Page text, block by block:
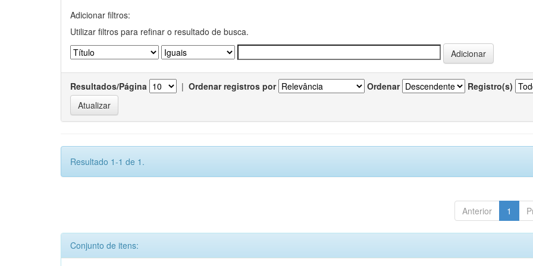
Adicionar filtros:
Utilizar filtros para refinar o resultado de busca.
Resultados/Página | Ordenar registros por Ordenar Registro(s)
Resultado 1-1 de 1.
Anterior 1
Conjunto de itens: